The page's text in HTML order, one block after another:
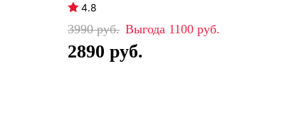
4.8
3990 1100
2890